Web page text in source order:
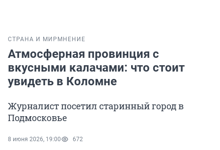
СТРАНА И МИР МНЕНИЕ
Атмосферная провинция с
вкусными калачами: что стоит
увидеть в Коломне
Журналист посетил старинный город в
Подмосковье
8 июня 2026, 19:00 672